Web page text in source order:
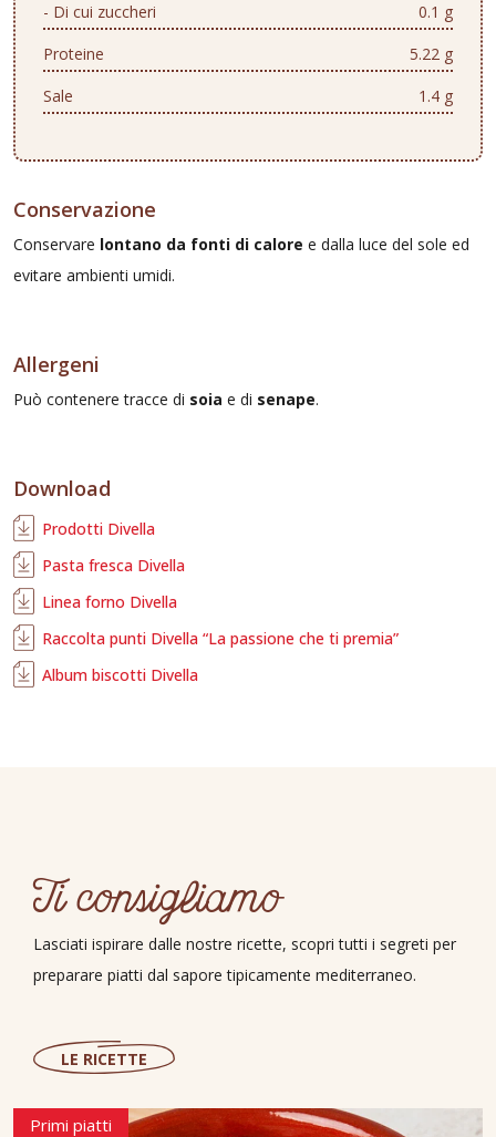
- Di cui zuccheri
0.1 g
Proteine
5.22 g
Sale
1.4 g
Conservazione
Conservare lontano da fonti di calore e dalla luce del sole ed
evitare ambienti umidi.
Allergeni
Può contenere tracce di soia e di senape.
Download
Prodotti Divella
Pasta fresca Divella
Linea forno Divella
Raccolta punti Divella “La passione che ti premia”
Album biscotti Divella
Ti consigliamo
Lasciati ispirare dalle nostre ricette, scopri tutti i segreti per
preparare piatti dal sapore tipicamente mediterraneo.
LE RICETTE
Primi piatti